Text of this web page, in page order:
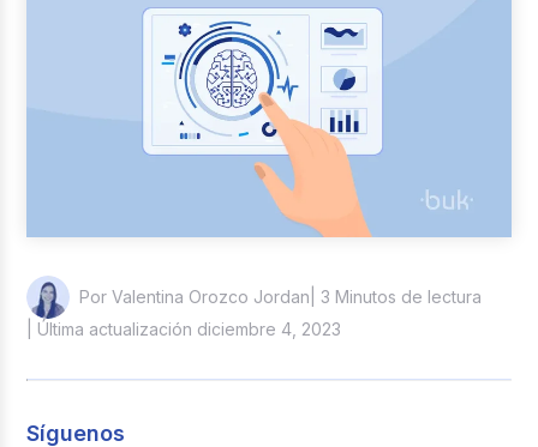
Por Valentina Orozco Jordan | 3 Minutos de lectura
| Última actualización diciembre 4, 2023
Síguenos